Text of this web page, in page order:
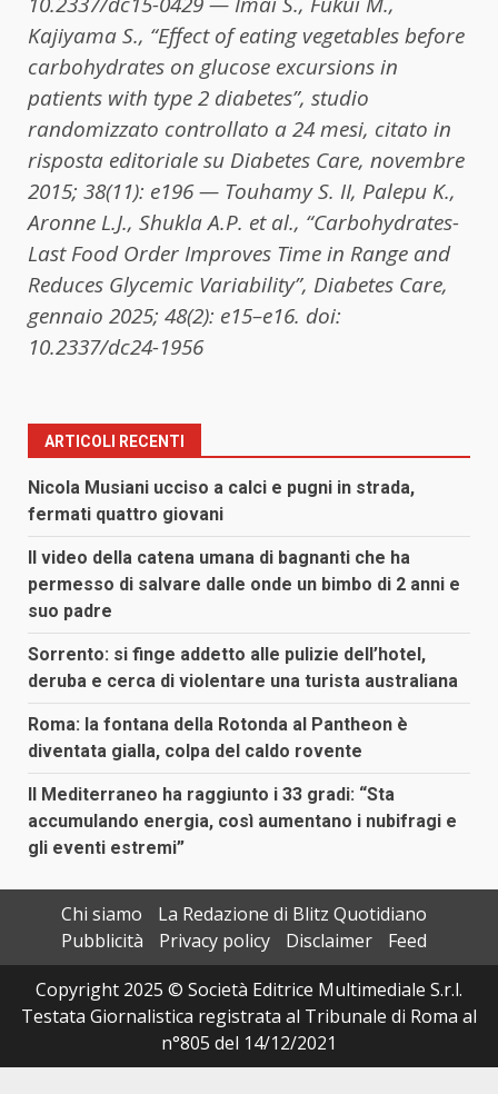
Kajiyama S., “Effect of eating vegetables before
carbohydrates on glucose excursions in
patients with type 2 diabetes”, studio
randomizzato controllato a 24 mesi, citato in
risposta editoriale su Diabetes Care, novembre
2015; 38(11): e196— Touhamy S. II, Palepu K.,
Aronne L.J., Shukla A.P. et al., “Carbohydrates-
Last Food Order Improves Time in Range and
Reduces Glycemic Variability”, Diabetes Care,
gennaio 2025; 48(2): e15–e16. doi:
10.2337/dc24-1956
ARTICOLI RECENTI
Nicola Musiani ucciso a calci e pugni in strada,
fermati quattro giovani
Il video della catena umana di bagnanti che ha
permesso di salvare dalle onde un bimbo di 2 anni e
suo padre
Sorrento: si finge addetto alle pulizie dell’hotel,
deruba e cerca di violentare una turista australiana
Roma: la fontana della Rotonda al Pantheon è
diventata gialla, colpa del caldo rovente
Il Mediterraneo ha raggiunto i 33 gradi: “Sta
accumulando energia, così aumentano i nubifragi e
gli eventi estremi”
Chi siamo
La Redazione di Blitz Quotidiano
Pubblicità
Privacy policy Disclaimer
Feed
Copyright 2025 © Società Editrice Multimediale S.r.l.
Testata Giornalistica registrata al Tribunale di Roma al
n°805 del 14/12/2021